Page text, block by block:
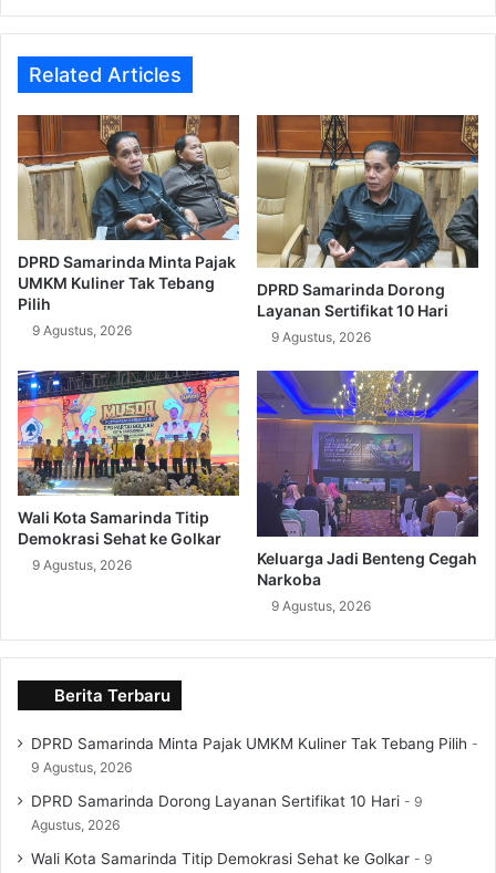
Related Articles
DPRD Samarinda Minta Pajak
UMKM Kuliner Tak Tebang
Pilih
9 Agustus, 2026
DPRD Samarinda Dorong
Layanan Sertifikat 10 Hari
9 Agustus, 2026
Wali Kota Samarinda Titip
Demokrasi Sehat ke Golkar
9 Agustus, 2026
Keluarga Jadi Benteng Cegah
Narkoba
9 Agustus, 2026
Berita Terbaru
DPRD Samarinda Minta Pajak UMKM Kuliner Tak Tebang Pilih
9 Agustus, 2026
DPRD Samarinda Dorong Layanan Sertifikat 10 Hari
9
Agustus, 2026
Wali Kota Samarinda Titip Demokrasi Sehat ke Golkar
9